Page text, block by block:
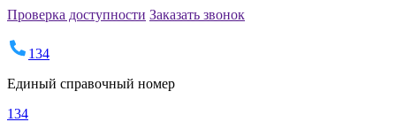
Проверка доступности Заказать звонок
134
Единый справочный номер
134